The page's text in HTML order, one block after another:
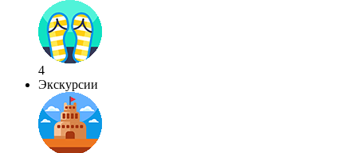
4
Экскурсии